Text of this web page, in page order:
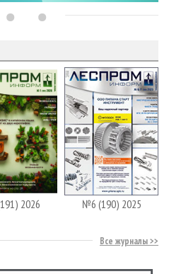
2026 №6 (190) 2025
Все журналы